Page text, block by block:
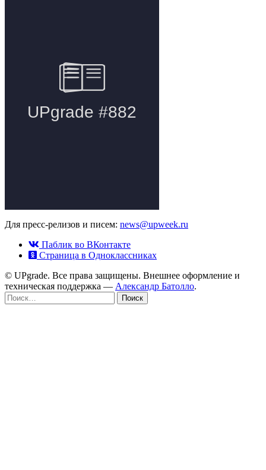
Для пресс-релизов и писем: news@upweek.ru
Паблик во ВКонтакте
Страница в Одноклассниках
© UPgrade. Все права защищены. Внешнее оформление и
техническая поддержка — Александр Батолло.
Найти: